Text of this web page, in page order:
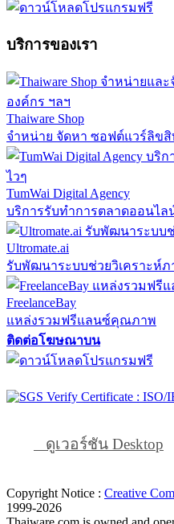
บริการของเรา
Thaiware Shop
จำหน่าย จัดหา ซอฟต์แวร์ลิข
TumWai Digital Agency
บริการรับทำการตลาดออนไล
Ultromate.ai
รับพัฒนาระบบช่วยวิเคราะห์ภ
FreelanceBay
แหล่งรวมฟรีแลนซ์คุณภาพ
ติดต่อโฆษณาบน
ดูเวอร์ชัน Desktop
Copyright Notice : Creative
1999-2026